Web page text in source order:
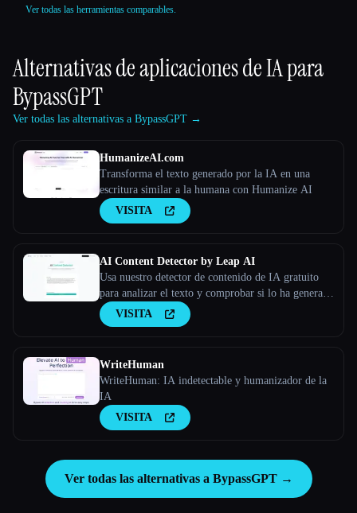
Ver todas las herramientas comparables.
Alternativas de aplicaciones de IA para
BypassGPT
Ver todas las alternativas a BypassGPT →
HumanizeAI.com
Transforma el texto generado por la IA en una
escritura similar a la humana con Humanize AI
VISITA
AI Content Detector by Leap AI
Usa nuestro detector de contenido de IA gratuito
para analizar el texto y comprobar si lo ha generado
la IA o no. Herramienta AI Checker, 100% gratis
para siempre.
VISITA
WriteHuman
WriteHuman: IA indetectable y humanizador de la
IA
VISITA
Ver todas las alternativas a BypassGPT →